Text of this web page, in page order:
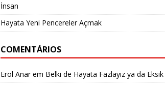
İnsan
Hayata Yeni Pencereler Açmak
COMENTÁRIOS
Erol Anarem Belki de Hayata Fazlayız ya da Eksik